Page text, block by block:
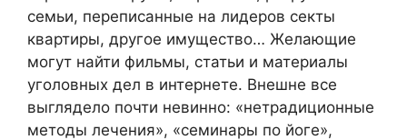
семьи, переписанные на лидеров секты
квартиры, другое имущество… Желающие
могут найти фильмы, статьи и материалы
уголовных дел в интернете. Внешне все
выглядело почти невинно: «нетрадиционные
методы лечения», «семинары по йоге»,